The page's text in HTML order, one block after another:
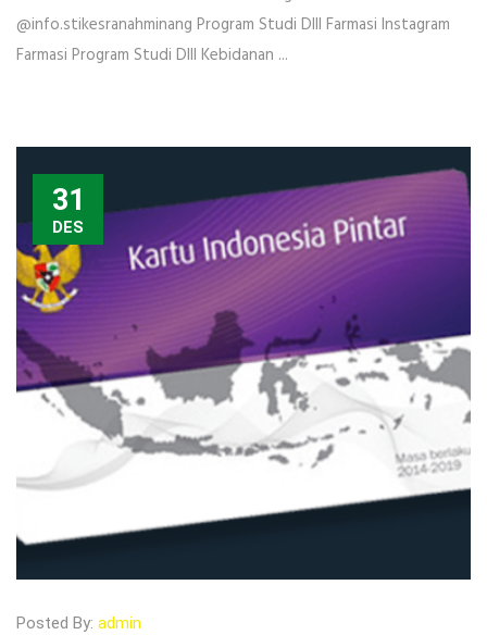
@info.stikesranahminang Program Studi DIII Farmasi Instagram
Farmasi Program Studi DIII Kebidanan ...
31
DES
Posted By: admin